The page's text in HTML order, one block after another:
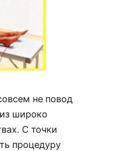
не повод
широко
С точки
процедуру